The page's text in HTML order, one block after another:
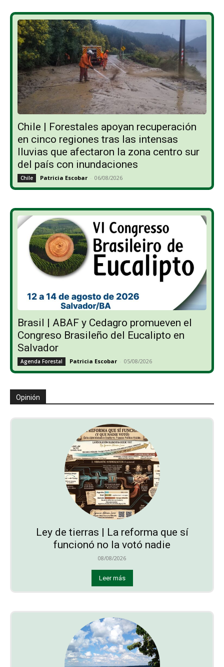
Chile | Forestales apoyan recuperación
en cinco regiones tras las intensas
lluvias que afectaron la zona centro sur
del país con inundaciones
Chile Patricia Escobar - 06/08/2026
Brasil | ABAF y Cedagro promueven el
Congreso Brasileño del Eucalipto en
Salvador
Agenda Forestal Patricia Escobar - 05/08/2026
Opinión
Ley de tierras | La reforma que sí
funcionó no la votó nadie
08/08/2026
Leer más